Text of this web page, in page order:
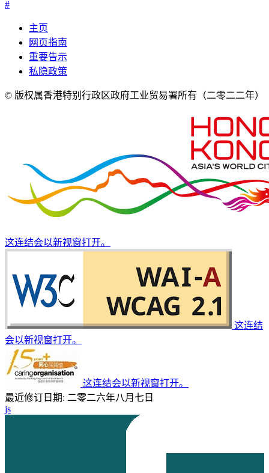
#
主页
网页指南
重要告示
私隐政策
© 版权属香港特别行政区政府工业贸易署所有 （二零二二年）
这连结会以新视窗打开。
这连结
会以新视窗打开。
这连结会以新视窗打开。
最近修订日期: 二零二六年八月七日
js